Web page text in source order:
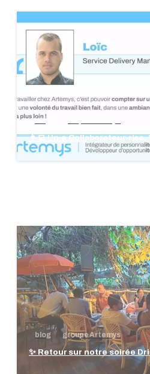
blog
👩‍💻 Un·e
blog groupe Artemys
✨ Retour sur notre soirée